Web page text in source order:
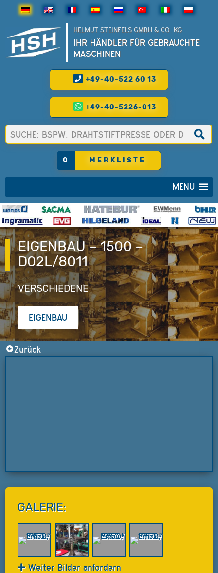
HELMUT STEINFELS GMBH & CO. KG
IHR HÄNDLER FÜR GEBRAUCHTE
MASCHINEN
+49-40-522 60 13
+49-40-5226-013
0 MERKLISTE
MENU
EIGENBAU – 1500 –
D02L/8011
VERSCHIEDENE
EIGENBAU
Zurück
GALERIE:
Weiter Bilder anfordern